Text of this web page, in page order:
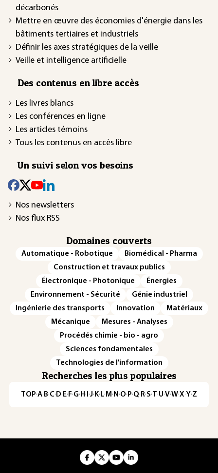
décarbonés
Mettre en œuvre des économies d'énergie dans les
bâtiments tertiaires et industriels
Définir les axes stratégiques de la veille
Veille et intelligence artificielle
Des contenus en libre accès
Les livres blancs
Les conférences en ligne
Les articles témoins
Tous les contenus en accès libre
Un suivi selon vos besoins
Nos newsletters
Nos flux RSS
Domaines couverts
Automatique - Robotique
Biomédical - Pharma
Construction et travaux publics
Électronique - Photonique
Énergies
Environnement - Sécurité
Génie industriel
Ingénierie des transports
Innovation
Matériaux
Mécanique
Mesures - Analyses
Procédés chimie - bio - agro
Sciences fondamentales
Technologies de l'information
Recherches les plus populaires
TOP·A·B·C· D· E· F·G· H · ·J· K· L· M · N ·O· P·Q· R·S·T·U·V·W·X·Y·Z